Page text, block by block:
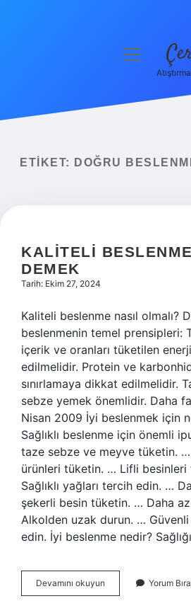
Yasal Uyarı
menüyü
ETIKET: DOĞRU
KALITELI
DEMEK
Tarih: Ekim 27, 2024
Kaliteli beslenme nasıl olmalı?
beslenmenin temel prensipleri:
içerik ve oranları tüketilen
edilmelidir. Protein ve
sınırlamaya dikkat edilmelidir.
sebze yemek önemlidir. Daha
Nisan 2009 İyi beslenmek için
Sağlıklı beslenme için önemli
taze sebze ve meyve tüketin. …
ürünleri tüketin. … Lifli
Sağlıklı yağları tercih edin. …
şekerli besin tüketin. … Daha
Alkolden uzak durun. …
edin. İyi beslenme nedir?
Devamını okuyun
Beslenmek
Yorum